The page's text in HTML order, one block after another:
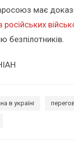
має
російських
безпілотників.
в україні